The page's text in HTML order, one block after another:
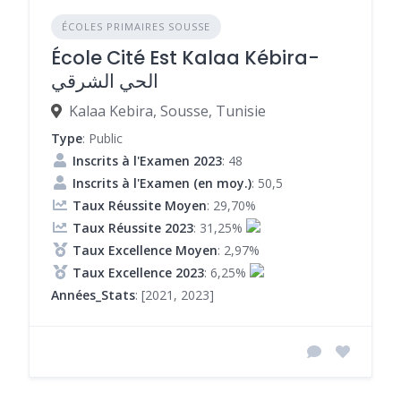
ÉCOLES PRIMAIRES SOUSSE
École Cité Est Kalaa Kébira-
الحي الشرقي
Kalaa Kebira, Sousse, Tunisie
Type: Public
Inscrits à l'Examen 2023: 48
Inscrits à l'Examen (en moy.): 50,5
Taux Réussite Moyen: 29,70%
Taux Réussite 2023: 31,25%
Taux Excellence Moyen: 2,97%
Taux Excellence 2023: 6,25%
Années_Stats: [2021, 2023]